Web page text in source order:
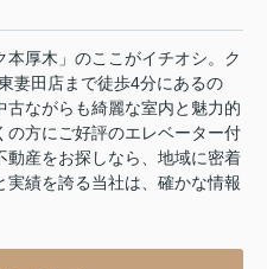
厚木」のここがイチオシ。ク
妻田店まで徒歩4分にあるの
ながらも綺麗な室内と魅力的
の方にご好評のエレベーター付
動産をお探しなら、地域に密着
実績を誇る当社は、確かな情報